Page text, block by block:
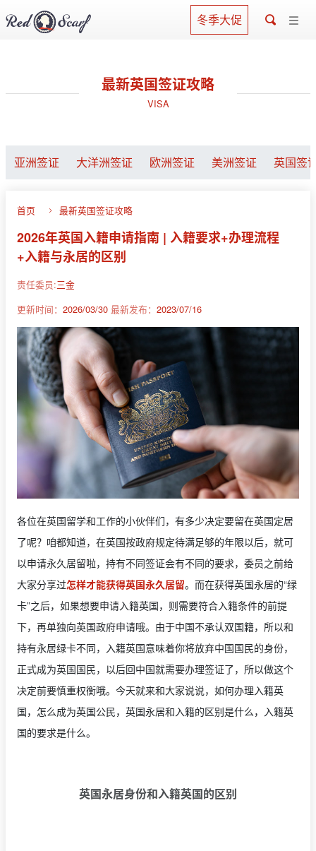
冬季大促
最新英国签证攻略
VISA
亚洲签证 大洋洲签证 欧洲签证 美洲签证 英国签
首页 最新英国签证攻略
2026年英国入籍申请指南 | 入籍要求+办理流程
+入籍与永居的区别
责任委员:三金
更新时间： 2026/03/30 最新发布： 2023/07/16
各位在英国留学和工作的小伙伴们，有多少决定要留在英国定居
了呢？咱都知道，在英国按政府规定待满足够的年限以后，就可
以申请永久居留啦，持有不同签证会有不同的要求，委员之前给
大家分享过怎样才能获得英国永久居留。而在获得英国永居的“绿
卡”之后，如果想要申请入籍英国，则需要符合入籍条件的前提
下，再单独向英国政府申请哦。由于中国不承认双国籍，所以和
持有永居绿卡不同，入籍英国意味着你将放弃中国国民的身份，
正式成为英国国民，以后回中国就需要办理签证了，所以做这个
决定前要慎重权衡哦。今天就来和大家说说，如何办理入籍英
国，怎么成为英国公民，英国永居和入籍的区别是什么，入籍英
国的要求是什么。
英国永居身份和入籍英国的区别